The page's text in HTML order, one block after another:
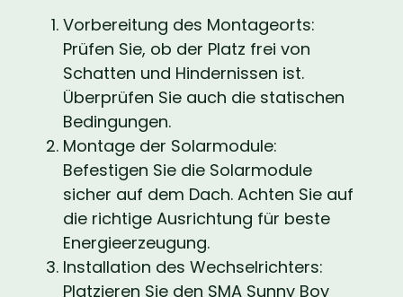
Vorbereitung des Montageorts:
Prüfen Sie, ob der Platz frei von
Schatten und Hindernissen ist.
Überprüfen Sie auch die statischen
Bedingungen.
Montage der Solarmodule:
Befestigen Sie die Solarmodule
sicher auf dem Dach. Achten Sie auf
die richtige Ausrichtung für beste
Energieerzeugung.
Installation des Wechselrichters:
Platzieren Sie den SMA Sunny Boy